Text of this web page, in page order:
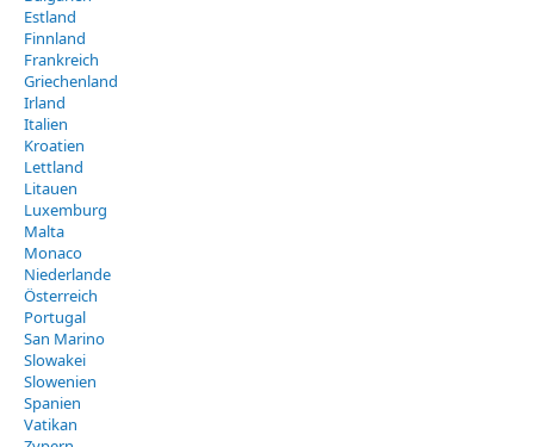
Estland
Finnland
Frankreich
Griechenland
Irland
Italien
Kroatien
Lettland
Litauen
Luxemburg
Malta
Monaco
Niederlande
Österreich
Portugal
San Marino
Slowakei
Slowenien
Spanien
Vatikan